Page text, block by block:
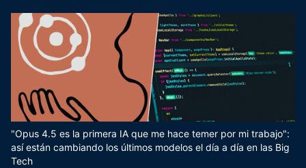
"Opus 4.5 es la primera IA que me hace temer por mi trabajo":
así están cambiando los últimos modelos el día a día en las Big
Tech